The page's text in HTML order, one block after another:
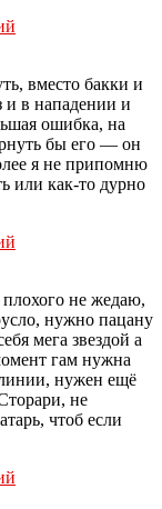
вместо бакки и
и в нападении и
ошибка, на
бы его — он
я не припомню
или как-то дурно
не жедаю,
нужно пацану
мега звездой а
гам нужна
линии, нужен ещё
не
чтоб если